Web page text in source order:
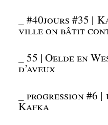
_#40jours #35 |
ville on bâtit
_55 | Oelde en
d’aveux
_progression #6 |
Kafka